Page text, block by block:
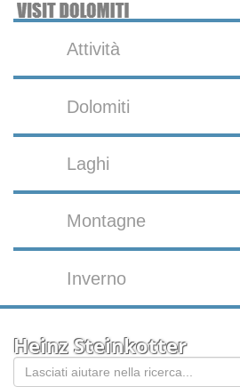
Attività
Dolomiti
Laghi
Montagne
Inverno
Heinz Steinkotter